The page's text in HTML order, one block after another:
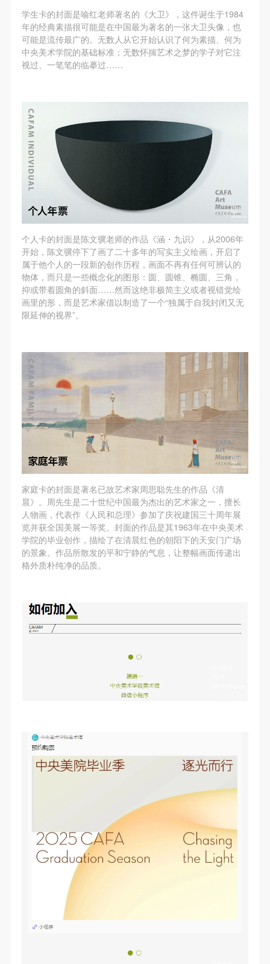
学生卡的封面是喻红老师著名的《大卫》，这件诞生于1984
年的经典素描很可能是在中国最为著名的一张大卫头像，也
可能是流传最广的。无数人从它开始认识了何为素描、何为
中央美术学院的基础标准；无数怀揣艺术之梦的学子对它注
视过、一笔笔的临摹过……
个人卡的封面是陈文骥老师的作品《涵・九识》，从2006年
开始，陈文骥停下了画了二十多年的写实主义绘画，开启了
属于他个人的一段新的创作历程，画面不再有任何可辨认的
物体，而只是一些概念化的图形：圆、圆锥、椭圆、三角，
抑或带着圆角的斜面……然而这绝非极简主义或者视错觉绘
画里的形，而是艺术家借以制造了一个“独属于自我封闭又无
限延伸的视界”。
家庭卡的封面是著名已故艺术家周思聪先生的作品《清
晨》。周先生是二十世纪中国最为杰出的艺术家之一，擅长
人物画，代表作《人民和总理》参加了庆祝建国三十周年展
览并获全国美展一等奖。封面的作品是其1963年在中央美术
学院的毕业创作，描绘了在清晨红色的朝阳下的天安门广场
的景象。作品所散发的平和宁静的气息，让整幅画面传递出
格外质朴纯净的品质。